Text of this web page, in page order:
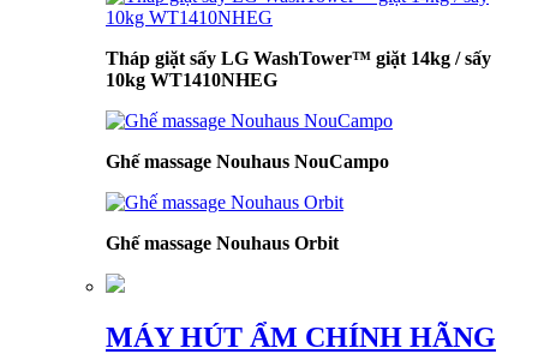
Tháp giặt sấy LG WashTower™ giặt 14kg / sấy
10kg WT1410NHEG
Ghế massage Nouhaus NouCampo
Ghế massage Nouhaus Orbit
MÁY HÚT ẨM CHÍNH HÃNG